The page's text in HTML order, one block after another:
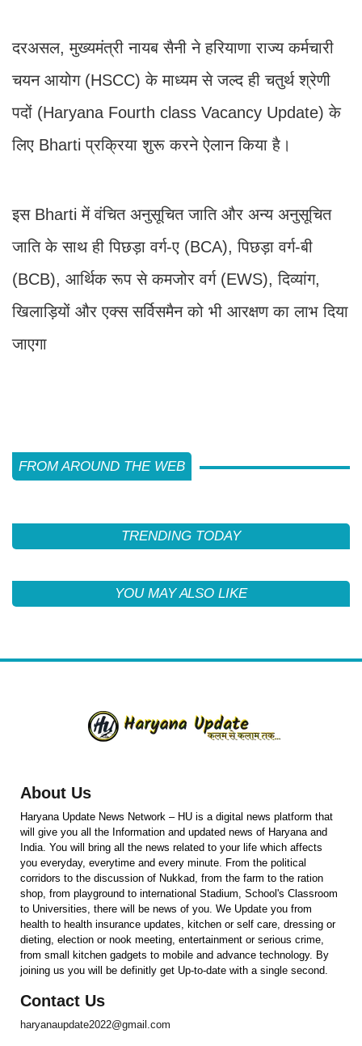
दरअसल, मुख्यमंत्री नायब सैनी ने हरियाणा राज्य कर्मचारी
चयन आयोग (HSCC) के माध्यम से जल्द ही चतुर्थ श्रेणी
पदों (Haryana Fourth class Vacancy Update) के
लिए Bharti प्रक्रिया शुरू करने ऐलान किया है।
इस Bharti में वंचित अनुसूचित जाति और अन्य अनुसूचित
जाति के साथ ही पिछड़ा वर्ग-ए (BCA), पिछड़ा वर्ग-बी
(BCB), आर्थिक रूप से कमजोर वर्ग (EWS), दिव्यांग,
खिलाड़ियों और एक्स सर्विसमैन को भी आरक्षण का लाभ दिया
जाएगा
FROM AROUND THE WEB
TRENDING TODAY
YOU MAY ALSO LIKE
About Us
Haryana Update News Network – HU is a digital news platform that
will give you all the Information and updated news of Haryana and
India. You will bring all the news related to your life which affects
you everyday, everytime and every minute. From the political
corridors to the discussion of Nukkad, from the farm to the ration
shop, from playground to international Stadium, School's Classroom
to Universities, there will be news of you. We Update you from
health to health insurance updates, kitchen or self care, dressing or
dieting, election or nook meeting, entertainment or serious crime,
from small kitchen gadgets to mobile and advance technology. By
joining us you will be definitly get Up-to-date with a single second.
Contact Us
haryanaupdate2022@gmail.com